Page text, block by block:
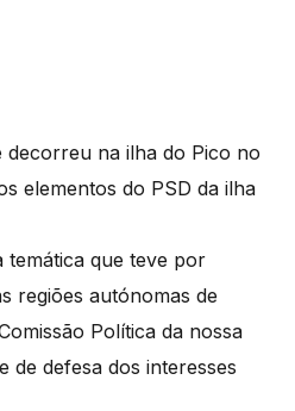
decorreu na ilha do Pico no
elementos do PSD da ilha
temática que teve por
regiões autónomas de
Política da nossa
de defesa dos interesses